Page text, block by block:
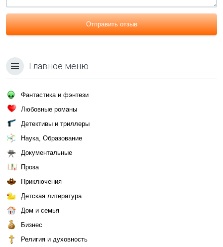
Отправить отзыв
Главное меню
Фантастика и фэнтези
Любовные романы
Детективы и триллеры
Наука, Образование
Документальные
Проза
Приключения
Детская литература
Дом и семья
Бизнес
Религия и духовность